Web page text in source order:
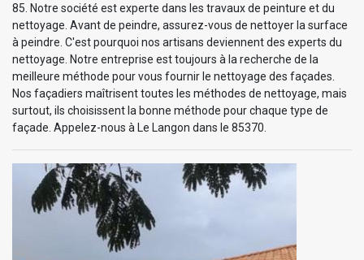
85. Notre société est experte dans les travaux de peinture et du
nettoyage. Avant de peindre, assurez-vous de nettoyer la surface
à peindre. C'est pourquoi nos artisans deviennent des experts du
nettoyage. Notre entreprise est toujours à la recherche de la
meilleure méthode pour vous fournir le nettoyage des façades.
Nos façadiers maîtrisent toutes les méthodes de nettoyage, mais
surtout, ils choisissent la bonne méthode pour chaque type de
façade. Appelez-nous à Le Langon dans le 85370.